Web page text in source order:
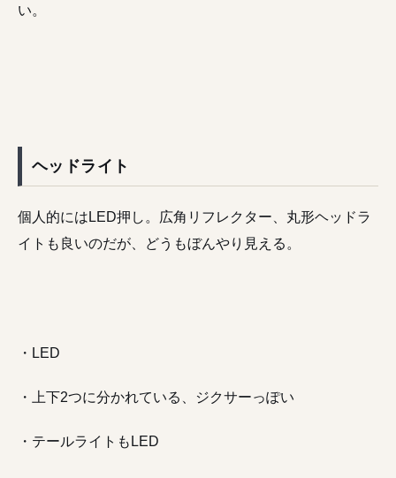
い。
ヘッドライト
個人的にはLED押し。広角リフレクター、丸形ヘッドラ
イトも良いのだが、どうもぼんやり見える。
・LED
・上下2つに分かれている、ジクサーっぽい
・テールライトもLED